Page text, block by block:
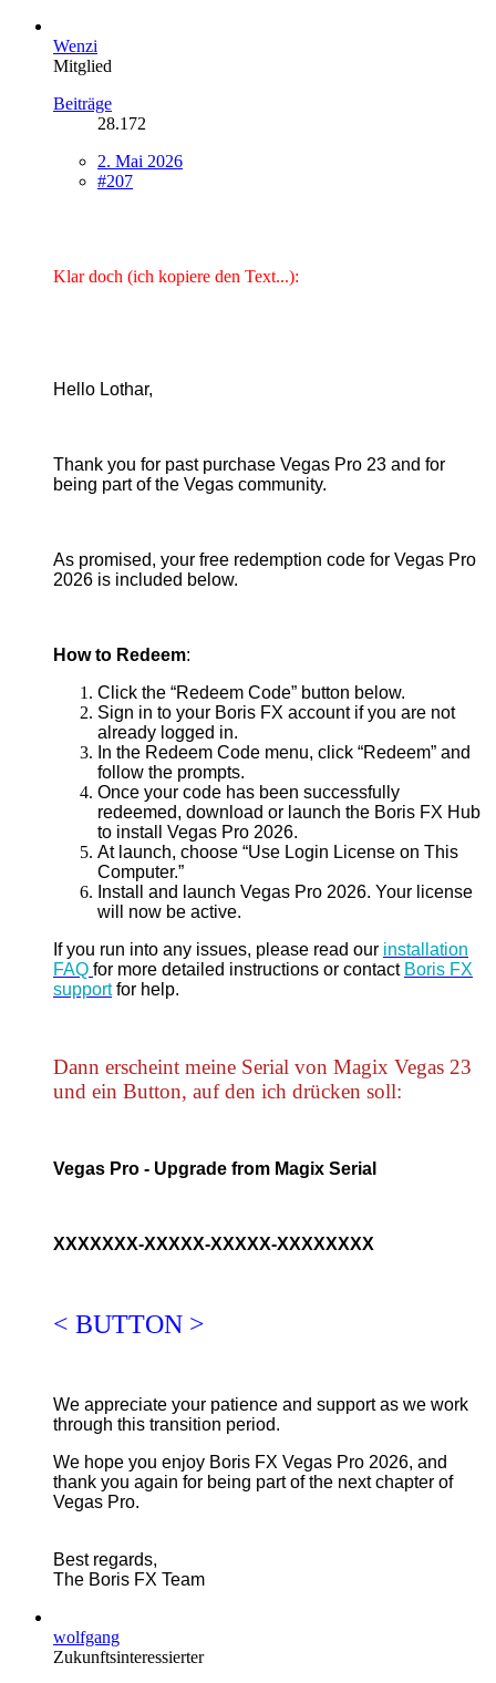
Wenzi
Mitglied
Beiträge
28.172
2. Mai 2026
#207
Klar doch (ich kopiere den Text...):
Hello Lothar,
Thank you for past purchase Vegas Pro 23 and for
being part of the Vegas community.
As promised, your free redemption code for Vegas Pro
2026 is included below.
How to Redeem:
Click the “Redeem Code” button below.
Sign in to your Boris FX account if you are not
already logged in.
In the Redeem Code menu, click “Redeem” and
follow the prompts.
Once your code has been successfully
redeemed, download or launch the Boris FX Hub
to install Vegas Pro 2026.
At launch, choose “Use Login License on This
Computer.”
Install and launch Vegas Pro 2026. Your license
will now be active.
If you run into any issues, please read our installation
FAQ for more detailed instructions or contact Boris FX
supportfor help.
Dann erscheint meine Serial von Magix Vegas 23
und ein Button, auf den ich drücken soll:
Vegas Pro - Upgrade from Magix Serial
XXXXXXX-XXXXX-XXXXX-XXXXXXXX
< BUTTON >
We appreciate your patience and support as we work
through this transition period.
We hope you enjoy Boris FX Vegas Pro 2026, and
thank you again for being part of the next chapter of
Vegas Pro.
Best regards,
The Boris FX Team
wolfgang
Zukunftsinteressierter